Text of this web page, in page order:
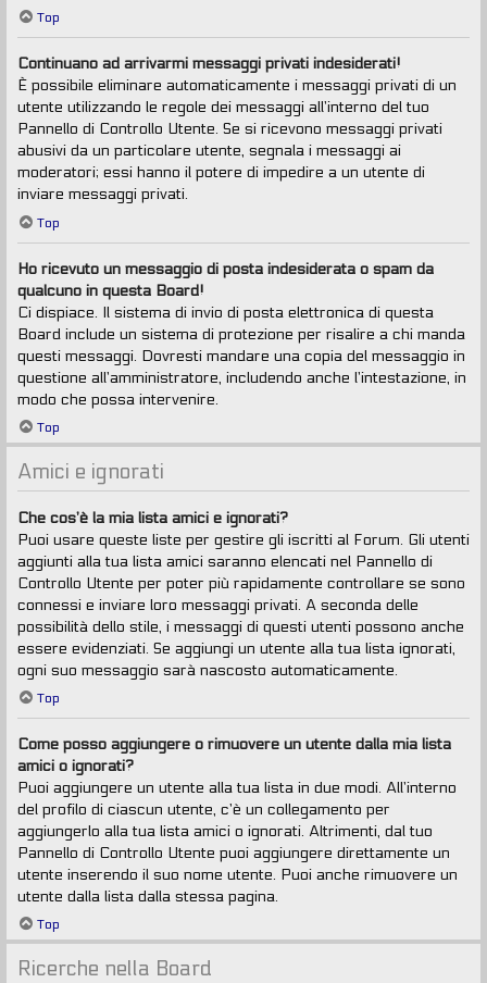
Top
Continuano ad arrivarmi messaggi privati indesiderati!
È possibile eliminare automaticamente i messaggi privati ​​di un
utente utilizzando le regole dei messaggi all’interno del tuo
Pannello di Controllo Utente. Se si ricevono messaggi privati ​​
abusivi da un particolare utente, segnala i messaggi ai
moderatori; essi hanno il potere di impedire a un utente di
inviare messaggi privati​​.
Top
Ho ricevuto un messaggio di posta indesiderata o spam da
qualcuno in questa Board!
Ci dispiace. Il sistema di invio di posta elettronica di questa
Board include un sistema di protezione per risalire a chi manda
questi messaggi. Dovresti mandare una copia del messaggio in
questione all’amministratore, includendo anche l’intestazione, in
modo che possa intervenire.
Top
Amici e ignorati
Che cos’è la mia lista amici e ignorati?
Puoi usare queste liste per gestire gli iscritti al Forum. Gli utenti
aggiunti alla tua lista amici saranno elencati nel Pannello di
Controllo Utente per poter più rapidamente controllare se sono
connessi e inviare loro messaggi privati. A seconda delle
possibilità dello stile, i messaggi di questi utenti possono anche
essere evidenziati. Se aggiungi un utente alla tua lista ignorati,
ogni suo messaggio sarà nascosto automaticamente.
Top
Come posso aggiungere o rimuovere un utente dalla mia lista
amici o ignorati?
Puoi aggiungere un utente alla tua lista in due modi. All’interno
del profilo di ciascun utente, c’è un collegamento per
aggiungerlo alla tua lista amici o ignorati. Altrimenti, dal tuo
Pannello di Controllo Utente puoi aggiungere direttamente un
utente inserendo il suo nome utente. Puoi anche rimuovere un
utente dalla lista dalla stessa pagina.
Top
Ricerche nella Board